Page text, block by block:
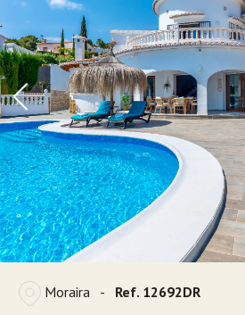
Moraira - Ref. 12692DR